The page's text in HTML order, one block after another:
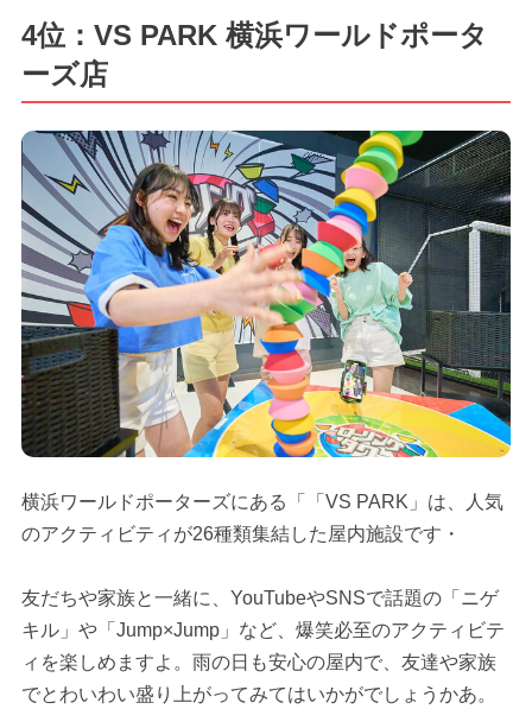
4位：VS PARK 横浜ワールドポータ
ーズ店
横浜ワールドポーターズにある「「VS PARK」は、人気
のアクティビティが26種類集結した屋内施設です・
友だちや家族と一緒に、YouTubeやSNSで話題の「ニゲ
キル」や「Jump×Jump」など、爆笑必至のアクティビテ
ィを楽しめますよ。雨の日も安心の屋内で、友達や家族
でとわいわい盛り上がってみてはいかがでしょうかあ。